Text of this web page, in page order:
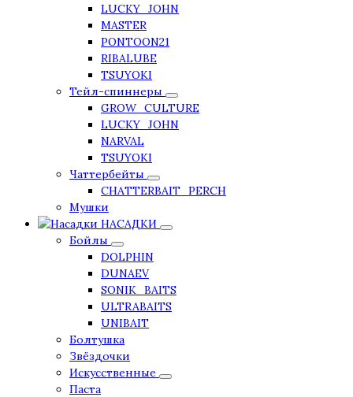
LUCKY_JOHN
MASTER
PONTOON21
RIBALUBE
TSUYOKI
Тейл-спиннеры
GROW_CULTURE
LUCKY_JOHN
NARVAL
TSUYOKI
Чаттербейты
CHATTERBAIT_PERCH
Мушки
НАСАДКИ
Бойлы
DOLPHIN
DUNAEV
SONIK_BAITS
ULTRABAITS
UNIBAIT
Болтушка
Звёздочки
Искусственные
Паста